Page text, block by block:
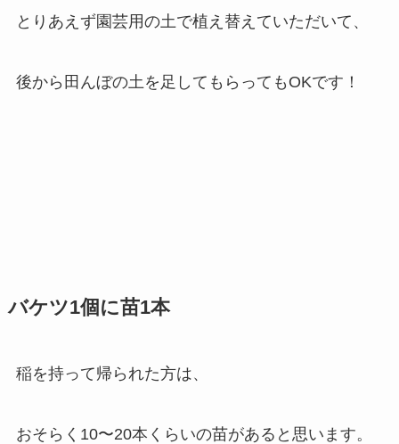
とりあえず園芸用の土で植え替えていただいて、
後から田んぼの土を足してもらってもOKです！
バケツ1個に苗1本
稲を持って帰られた方は、
おそらく10〜20本くらいの苗があると思います。